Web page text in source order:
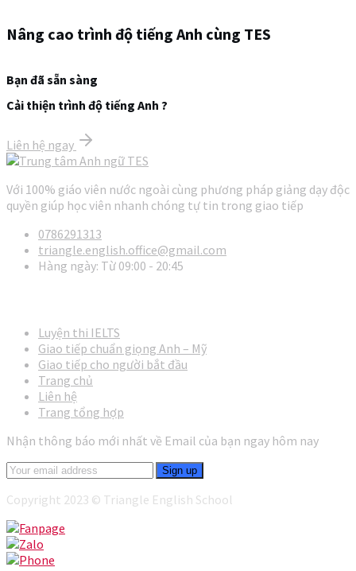
Nâng cao trình độ tiếng Anh cùng TES
Bạn đã sẵn sàng
Cải thiện trình độ tiếng Anh ?
Liên hệ ngay
Với 100% giáo viên nước ngoài cùng phương pháp giảng dạy độc
quyền giúp học viên nhanh chóng tự tin trong giao tiếp
0786291313
triangle.english.office@gmail.com
Hàng ngày: Từ 09:00 - 20:45
Luyện thi IELTS
Giao tiếp chuẩn giọng Anh – Mỹ
Giao tiếp cho người bắt đầu
Trang chủ
Liên hệ
Trang tổng hợp
Nhận thông báo mới nhất về Email của bạn ngay hôm nay
Copyright 2023 © Triangle English School